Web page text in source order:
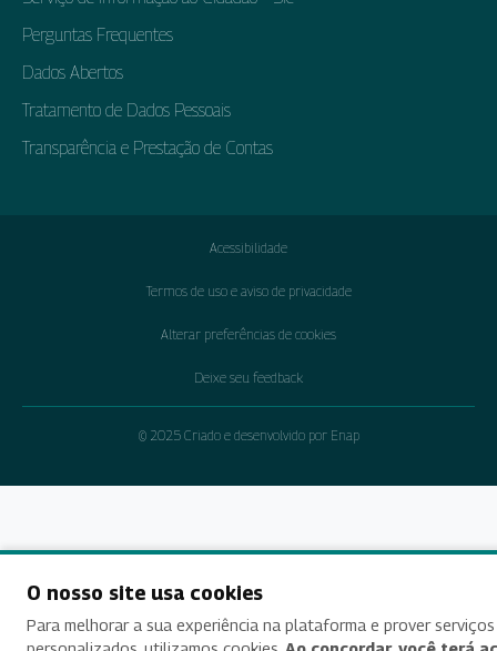
Perguntas Frequentes
Dados Abertos
Tratamento de Dados Pessoais
Transparência e Prestação de Contas
Acessibilidade
Termos de uso e aviso de privacidade
Alterar preferências de cookies
Deixe seu feedback
© 2025 Criado e desenvolvido por Enap
O nosso site usa cookies
Para melhorar a sua experiência na plataforma e prover serviços